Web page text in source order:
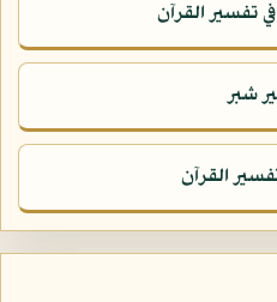
تفسير القرآن
شبر
القرآن